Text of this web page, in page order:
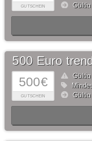
GUTSCHEIN
500€
GUTSCHEIN
500 Euro
Gültig